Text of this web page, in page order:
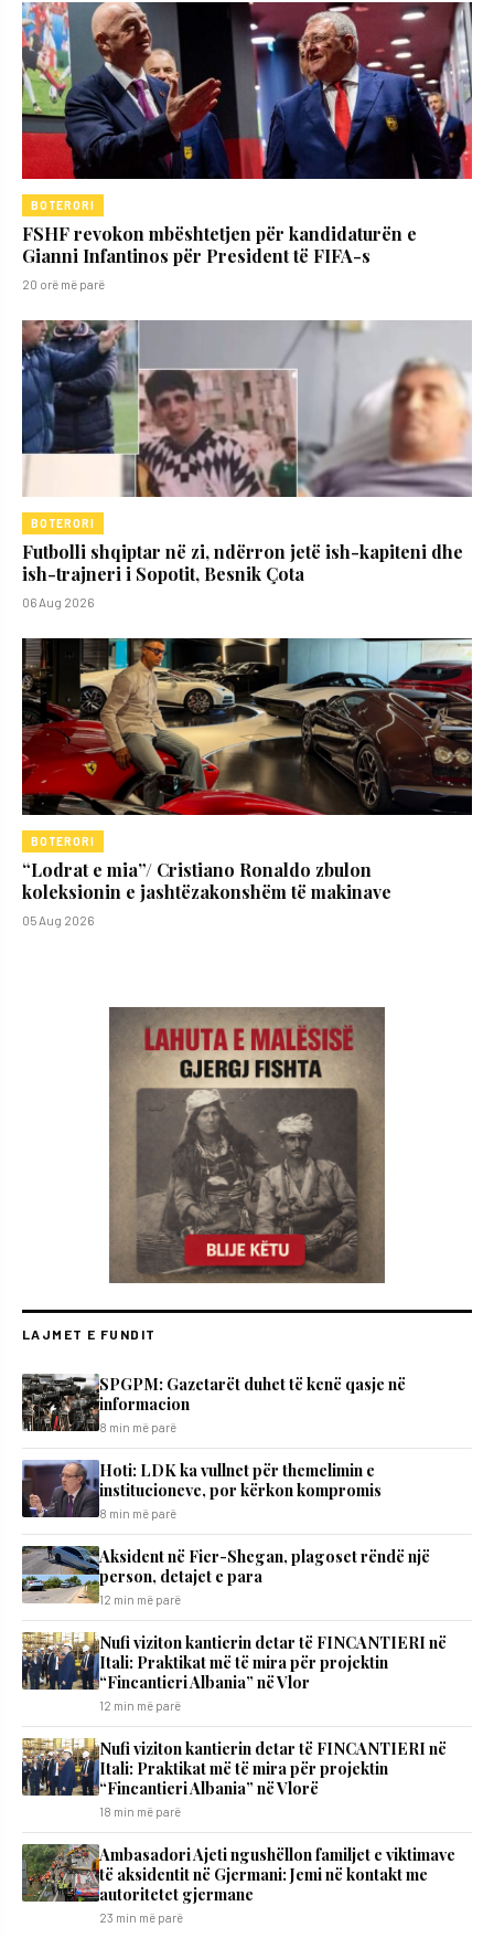
BOTERORI
FSHF revokon mbështetjen për kandidaturën e
Gianni Infantinos për President të FIFA-s
20 orë më parë
BOTERORI
Futbolli shqiptar në zi, ndërron jetë ish-kapiteni dhe
ish-trajneri i Sopotit, Besnik Çota
06 Aug 2026
BOTERORI
“Lodrat e mia”/ Cristiano Ronaldo zbulon
koleksionin e jashtëzakonshëm të makinave
05 Aug 2026
LAJMET E FUNDIT
SPGPM: Gazetarët duhet të kenë qasje në
informacion
8 min më parë
Hoti: LDK ka vullnet për themelimin e
institucioneve, por kërkon kompromis
8 min më parë
Aksident në Fier-Shegan, plagoset rëndë një
person, detajet e para
12 min më parë
Nufi viziton kantierin detar të FINCANTIERI në
Itali: Praktikat më të mira për projektin
“Fincantieri Albania” në Vlor
12 min më parë
Nufi viziton kantierin detar të FINCANTIERI në
Itali: Praktikat më të mira për projektin
“Fincantieri Albania” në Vlorë
18 min më parë
Ambasadori Ajeti ngushëllon familjet e viktimave
të aksidentit në Gjermani: Jemi në kontakt me
autoritetet gjermane
23 min më parë